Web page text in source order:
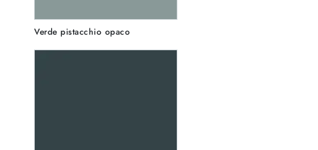
Verde pistacchio opaco